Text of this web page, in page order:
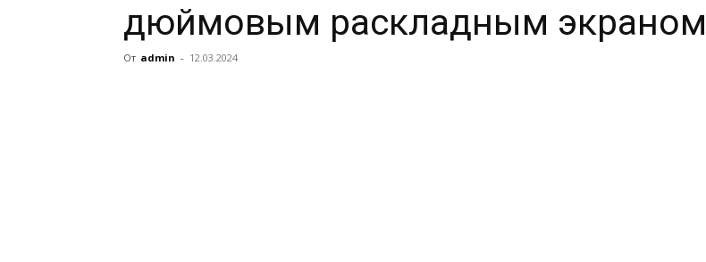
дюймовым раскладным экраном
От admin - 12.03.2024